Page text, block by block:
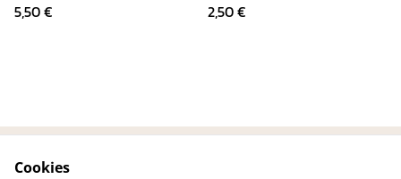
5,50 €
2,50 €
Cookies